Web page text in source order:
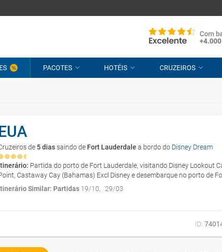
PACOTES HOTÉIS CRUZEIROS
de 5 dias saindo de Fort Lauderdale a bordo do Disney Dream
Partida do porto de Fort Lauderdale, visitando Disney Lookout
Castaway Cay (Bahamas) Excl Disney e desembarque no porto de
Similar: Partidas 19/10 29/03
ID: